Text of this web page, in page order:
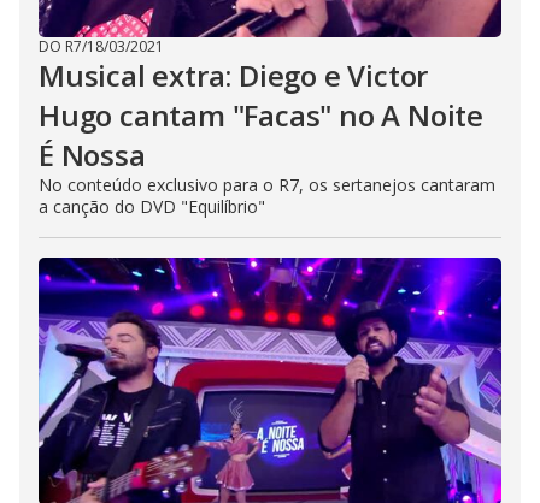
DO R7/18/03/2021
Musical extra: Diego e Victor
Hugo cantam "Facas" no A Noite
É Nossa
No conteúdo exclusivo para o R7, os sertanejos cantaram
a canção do DVD "Equilíbrio"